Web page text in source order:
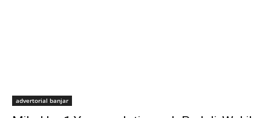
advertorial banjar